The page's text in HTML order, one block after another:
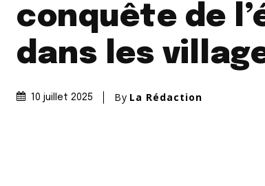
conquête de
dans les
10 juillet 2025 By La Rédaction